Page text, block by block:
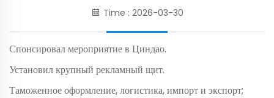
Time : 2026-03-30
Спонсировал мероприятие в Циндао.
Установил крупный рекламный щит.
Таможенное оформление, логистика, импорт и экспорт;